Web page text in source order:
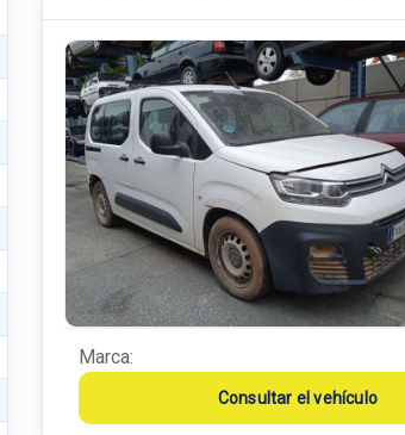
Marca:
Consultar el vehículo